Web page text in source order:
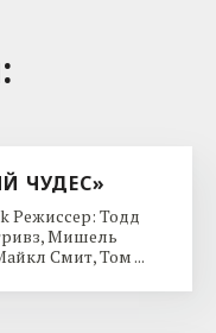
ЧУДЕС»
Режиссер: Тодд
Мишель
Смит, Том ...